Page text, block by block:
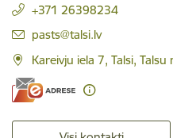
+371 26398234
E-pasts:
pasts@talsi.lv
Kareivju iela 7, Talsi,